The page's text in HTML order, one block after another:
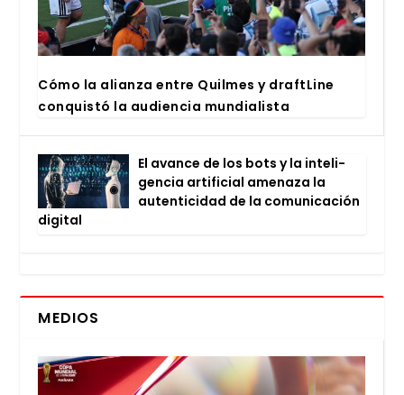
Cómo la alian­za entre Quil­mes y draftLi­ne
con­quis­tó la audien­cia mun­dia­lis­ta
El avan­ce de los bots y la inte­li­
gen­cia arti­fi­cial ame­na­za la
auten­ti­ci­dad de la comu­ni­ca­ción
digi­tal
MEDIOS